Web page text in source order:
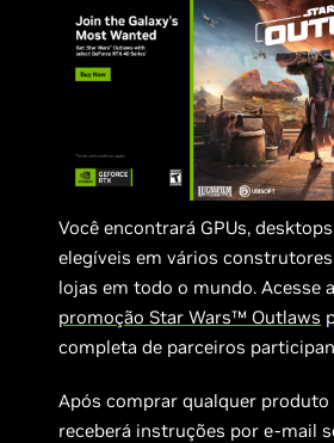
Você encontrará GPUs,
elegíveis em vários
lojas em todo o mundo. Acesse a
promoção Star Wars™ Outlaws
completa de parceiros
Após comprar qualquer
receberá instruções por e-mail